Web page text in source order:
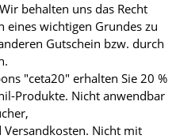
behalten uns das Recht
eines wichtigen Grundes zu
Gutschein bzw. durch
"ceta20" erhalten Sie 20 %
Produkte. Nicht anwendbar
Versandkosten. Nicht mit